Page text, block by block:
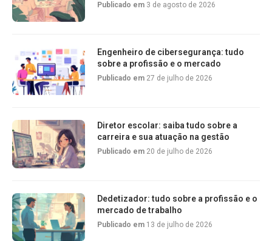
Publicado em 3 de agosto de 2026
Engenheiro de cibersegurança: tudo
sobre a profissão e o mercado
Publicado em 27 de julho de 2026
Diretor escolar: saiba tudo sobre a
carreira e sua atuação na gestão
Publicado em 20 de julho de 2026
Dedetizador: tudo sobre a profissão e o
mercado de trabalho
Publicado em 13 de julho de 2026